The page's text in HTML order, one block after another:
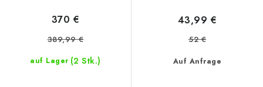
auf Lager (2 Stk.)
370 €
389,99 €
Auf Anfrage
43,99 €
52 €